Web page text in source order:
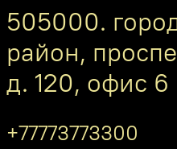
505000.
район,
д. 120, офис 6
+77773773300